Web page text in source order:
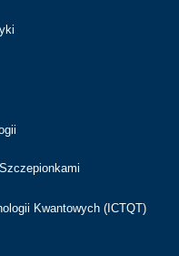
Kwantowych (ICTQT)